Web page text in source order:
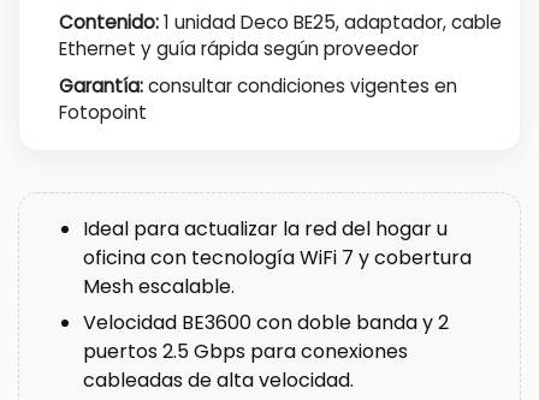
Contenido:1 unidad Deco BE25, adaptador, cable
Ethernet y guía rápida según proveedor
Garantía:consultar condiciones vigentes en
Fotopoint
Ideal para actualizar la red del hogar u
oficina con tecnología WiFi 7 y cobertura
Mesh escalable.
Velocidad BE3600 con doble banda y 2
puertos 2.5 Gbps para conexiones
cableadas de alta velocidad.